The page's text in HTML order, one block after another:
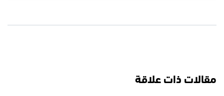
مقالات ذات علاقة